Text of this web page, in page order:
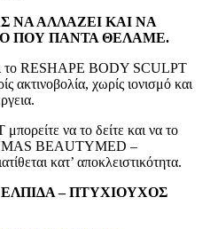
ΑΛΛΑΖΕΙ ΚΑΙ ΝΑ
ΠΟΥ ΠΑΝΤΑ ΘΕΛΑΜΕ.
το RESHAPE BODY SCULPT
ακτινοβολία, χωρίς ιονισμό και
να το δείτε και να το
BEAUTYMED –
κατ’ αποκλειστικότητα.
– ΠΤΥΧΙΟΥΧΟΣ